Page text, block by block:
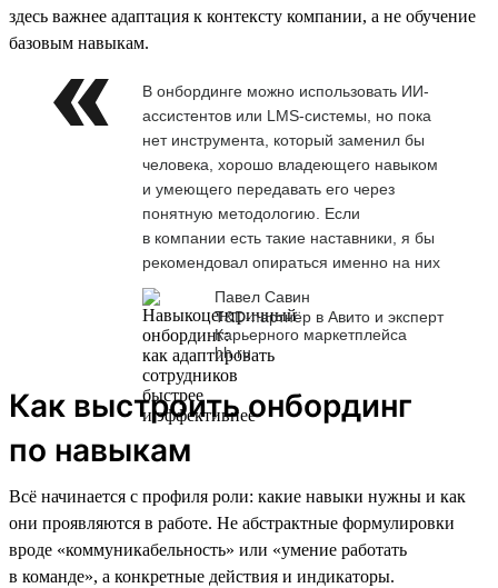
здесь важнее адаптация к контексту компании, а не обучение
базовым навыкам.
В онбординге можно использовать ИИ-
ассистентов или LMS-системы, но пока
нет инструмента, который заменил бы
человека, хорошо владеющего навыком
и умеющего передавать его через
понятную методологию. Если
в компании есть такие наставники, я бы
рекомендовал опираться именно на них
Павел Савин
T&D-партнёр в Авито и эксперт
Карьерного маркетплейса
hh.ru
Как выстроить онбординг
по навыкам
Всё начинается с профиля роли: какие навыки нужны и как
они проявляются в работе. Не абстрактные формулировки
вроде «коммуникабельность» или «умение работать
в команде», а конкретные действия и индикаторы.